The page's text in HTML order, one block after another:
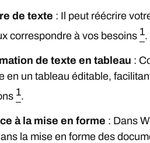
de texte : Il peut réécrire
correspondre à vos besoins 1.
de texte en tableau :
en un tableau éditable,
1.
à la mise en forme : Dans
la mise en forme des